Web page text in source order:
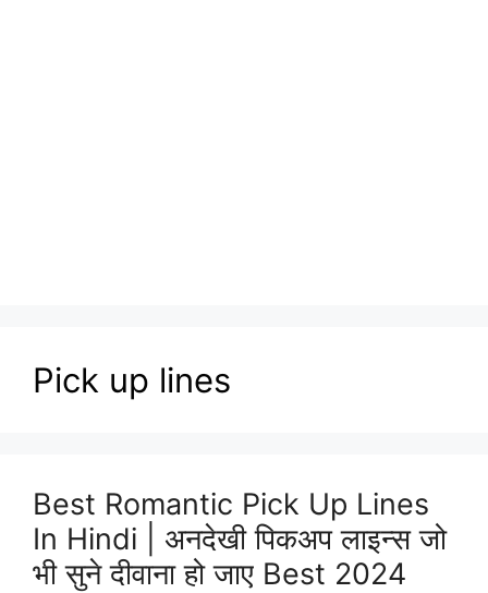
Pick up lines
Best Romantic Pick Up Lines
In Hindi | अनदेखी पिकअप लाइन्स जो
भी सुने दीवाना हो जाए Best 2024